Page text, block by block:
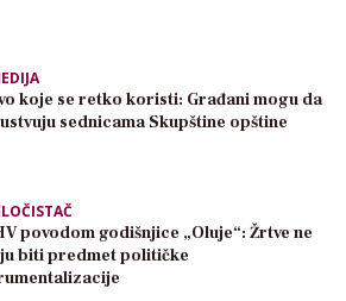
koje se retko koristi: Građani mogu da
sednicama Skupštine opštine
povodom godišnjice „Oluje“: Žrtve ne
biti predmet političke